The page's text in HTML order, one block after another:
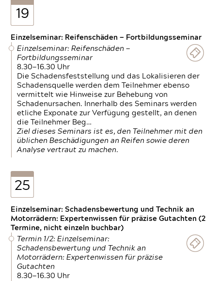
19
Einzelseminar: Reifenschäden — Fortbildungsseminar
Einzelseminar: Reifenschäden —
Fortbildungsseminar
8.30—16.30 Uhr
Die Schadensfeststellung und das Lokalisieren der
Schadensquelle werden dem Teilnehmer ebenso
vermittelt wie Hinweise zur Behebung von
Schadenursachen. Innerhalb des Seminars werden
etliche Exponate zur Verfügung gestellt, an denen
die Teilnehmer Beg…
Ziel dieses Seminars ist es, den Teilnehmer mit den
üblichen Beschädigungen an Reifen sowie deren
Analyse vertraut zu machen.
25
Einzelseminar: Schadensbewertung und Technik an
Motorrädern: Expertenwissen für präzise Gutachten (2
Termine, nicht einzeln buchbar)
Termin 1/2: Einzelseminar:
Schadensbewertung und Technik an
Motorrädern: Expertenwissen für präzise
Gutachten
8.30—16.30 Uhr